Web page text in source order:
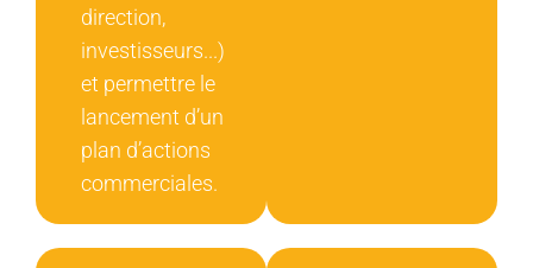
direction,
investisseurs...)
et permettre le
lancement d’un
plan d’actions
commerciales.